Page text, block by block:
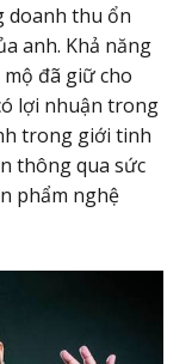
doanh thu ổn
anh. Khả năng
đã giữ cho
lợi nhuận trong
trong giới tinh
thông qua sức
phẩm nghệ